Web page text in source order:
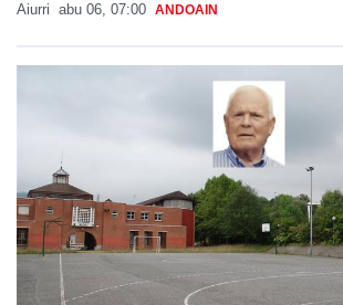
Aiurri abu 06, 07:00 ANDOAIN